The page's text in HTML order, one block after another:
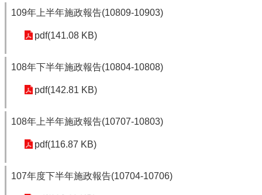
109年上半年施政報告(10809-10903)
pdf(141.08 KB)
108年下半年施政報告(10804-10808)
pdf(142.81 KB)
108年上半年施政報告(10707-10803)
pdf(116.87 KB)
107年度下半年施政報告(10704-10706)